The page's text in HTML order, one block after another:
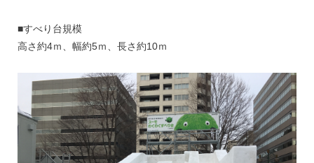
■すべり台規模
高さ約4ｍ、幅約5ｍ、長さ約10ｍ